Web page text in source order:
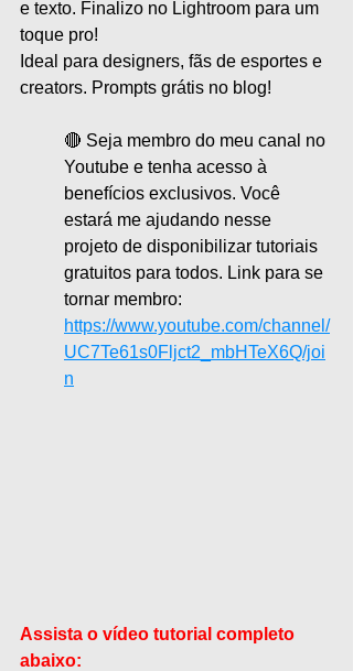
e texto. Finalizo no Lightroom para um
toque pro!
Ideal para designers, fãs de esportes e
creators. Prompts grátis no blog!
🔴 Seja membro do meu canal no
Youtube e tenha acesso à
benefícios exclusivos. Você
estará me ajudando nesse
projeto de disponibilizar tutoriais
gratuitos para todos. Link para se
tornar membro:
https://www.youtube.com/channel/
UC7Te61s0Fljct2_mbHTeX6Q/joi
n
Assista o vídeo tutorial completo
abaixo: